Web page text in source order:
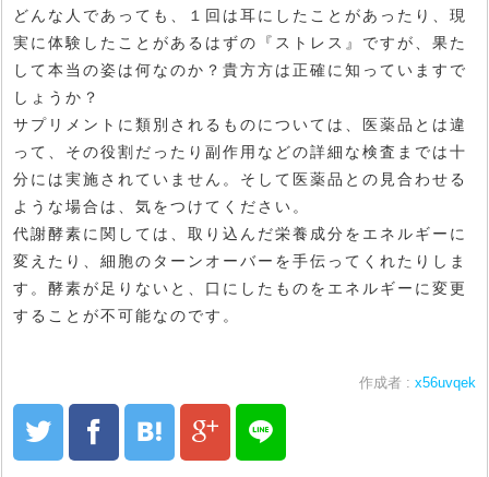
どんな人であっても、１回は耳にしたことがあったり、現
実に体験したことがあるはずの『ストレス』ですが、果た
して本当の姿は何なのか？貴方方は正確に知っていますで
しょうか？
サプリメントに類別されるものについては、医薬品とは違
って、その役割だったり副作用などの詳細な検査までは十
分には実施されていません。そして医薬品との見合わせる
ような場合は、気をつけてください。
代謝酵素に関しては、取り込んだ栄養成分をエネルギーに
変えたり、細胞のターンオーバーを手伝ってくれたりしま
す。酵素が足りないと、口にしたものをエネルギーに変更
することが不可能なのです。
作成者 : x56uvqek